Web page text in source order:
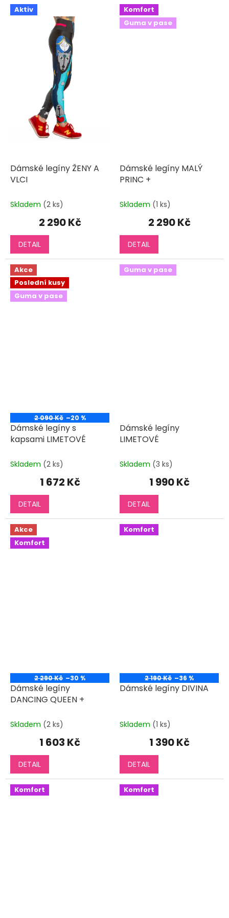
5
hvězdiček.
5
hvězdiček.
Aktiv
Dámské legíny ŽENY A
VLCI
Skladem (2 ks)
2 290 Kč
DETAIL
Komfort
Guma v pase
Dámské legíny MALÝ
PRINC +
Skladem (1 ks)
2 290 Kč
DETAIL
Akce
Poslední kusy
Guma v pase
2 090 Kč –20 %
Dámské legíny s
kapsami LIMETOVÉ
Skladem (2 ks)
1 672 Kč
DETAIL
Guma v pase
Dámské legíny
LIMETOVÉ
Skladem (3 ks)
1 990 Kč
DETAIL
Akce
Komfort
2 290 Kč –30 %
Dámské legíny
DANCING QUEEN +
Skladem (2 ks)
1 603 Kč
DETAIL
Komfort
2 190 Kč –36 %
Dámské legíny DIVINA
Skladem (1 ks)
1 390 Kč
DETAIL
Komfort Komfort